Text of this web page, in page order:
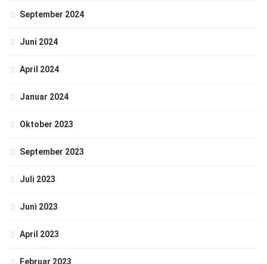
September 2024
Juni 2024
April 2024
Januar 2024
Oktober 2023
September 2023
Juli 2023
Juni 2023
April 2023
Februar 2023